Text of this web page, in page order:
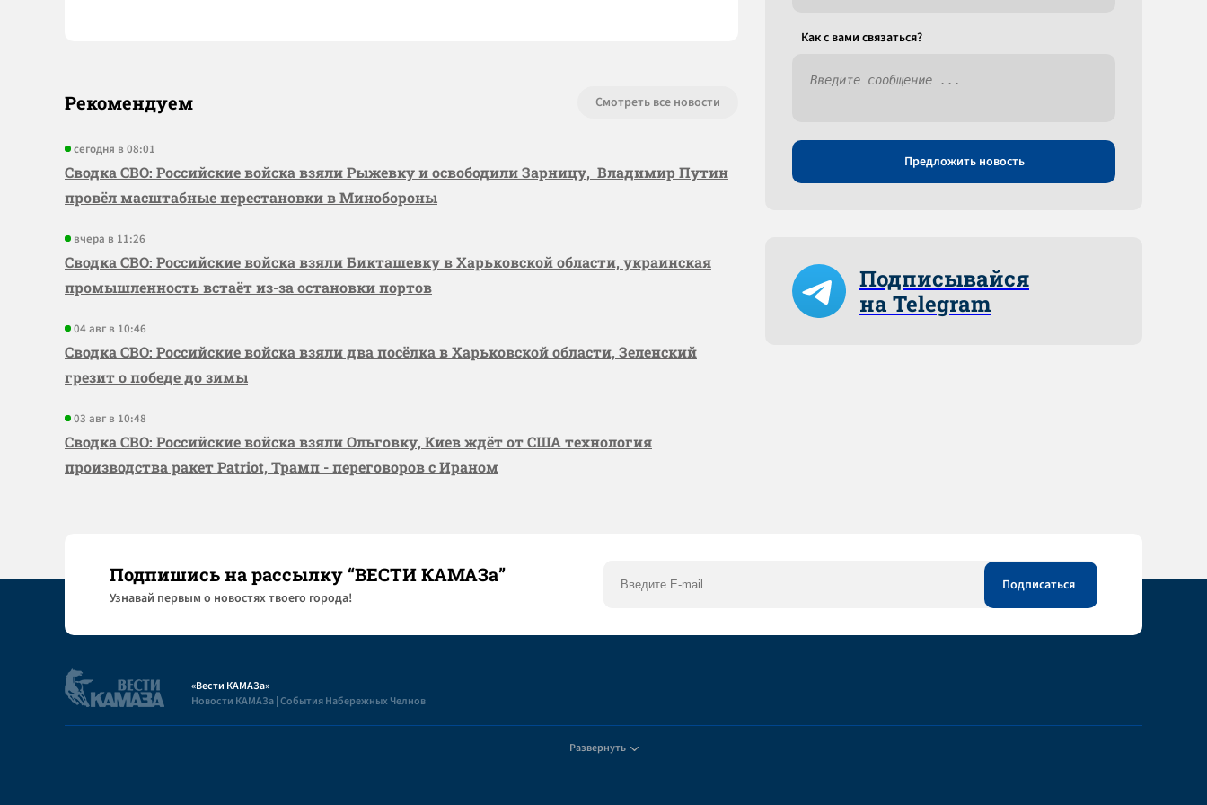
Рекомендуем Смотреть все новости
сегодня в 08:01
Сводка СВО: Российские войска взяли Рыжевку и освободили Зарницу, Владимир Путин
провёл масштабные перестановки в Минобороны
вчера в 11:26
Сводка СВО: Российские войска взяли Бикташевку в Харьковской области, украинская
промышленность встаёт из-за остановки портов
04 авг в 10:46
Сводка СВО: Российские войска взяли два посёлка в Харьковской области, Зеленский
грезит о победе до зимы
03 авг в 10:48
Сводка СВО: Российские войска взяли Ольговку, Киев ждёт от США технология
производства ракет Patriot, Трамп - переговоров с Ираном
Как c вами связаться?
Предложить новость
Подписывайся
на Telegram
Подпишись на рассылку “ВЕСТИ КАМАЗа”
Узнaвай первым о новостях твоего города!
«Вести КАМАЗа»
Новости КАМАЗа | События Набережных Челнов
Развернуть